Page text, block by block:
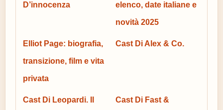
D’innocenza elenco, date italiane e
novità 2025
Elliot Page: biografia,
transizione, film e vita
privata
Cast Di Alex & Co.
Cast Di Leopardi. Il Cast Di Fast &